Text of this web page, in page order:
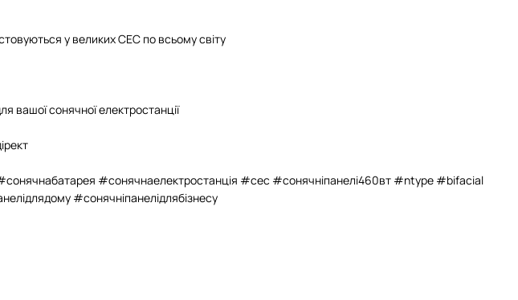
у великих СЕС по всьому світу
вашої сонячної електростанції
#сонячнабатарея #сонячнаелектростанція #сес #сонячніпанелі460вт #ntype #bifacial
#сонячніпанелідлябізнесу